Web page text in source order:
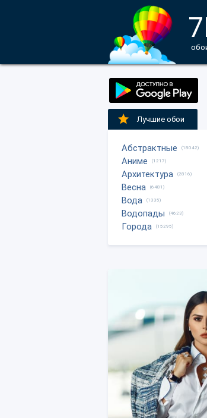
Лучшие обои
Абстрактные (18042)
Аниме (1217)
Архитектура (2816)
Весна (6481)
Вода (1335)
Водопады (4623)
Города (15295)